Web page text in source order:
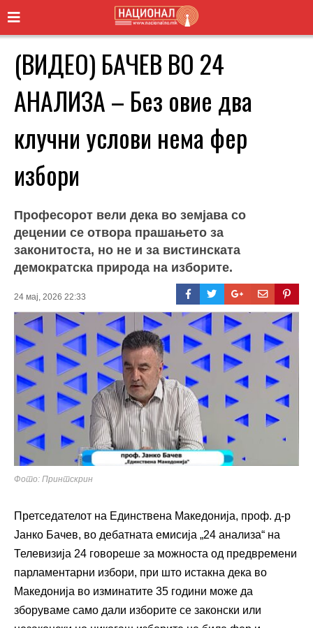
(ВИДЕО) БАЧЕВ ВО 24
АНАЛИЗА – Без овие два
клучни услови нема фер
избори
Професорот вели дека во земјава со
децении се отвора прашањето за
законитоста, но не и за вистинската
демократска природа на изборите.
24 мај, 2026 22:33
Фото: Принтскрин
Претседателот на Единствена Македонија, проф. д-р
Јанко Бачев, во дебатната емисија „24 анализа“ на
Телевизија 24 говореше за можноста од предвремени
парламентарни избори, при што истакна дека во
Македонија во изминатите 35 години може да
зборуваме само дали изборите се законски или